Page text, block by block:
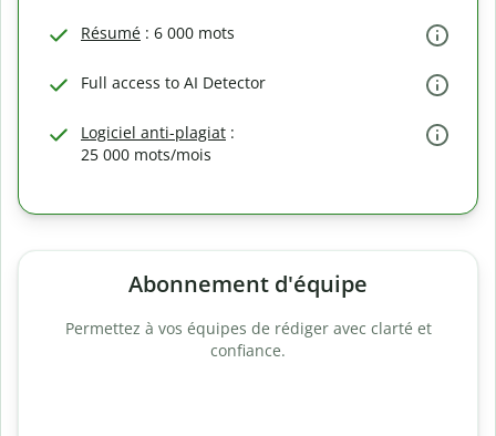
Résumé : 6 000 mots
Full access to AI Detector
Logiciel anti-plagiat :
25 000 mots/mois
Abonnement d'équipe
Permettez à vos équipes de rédiger avec clarté et
confiance.